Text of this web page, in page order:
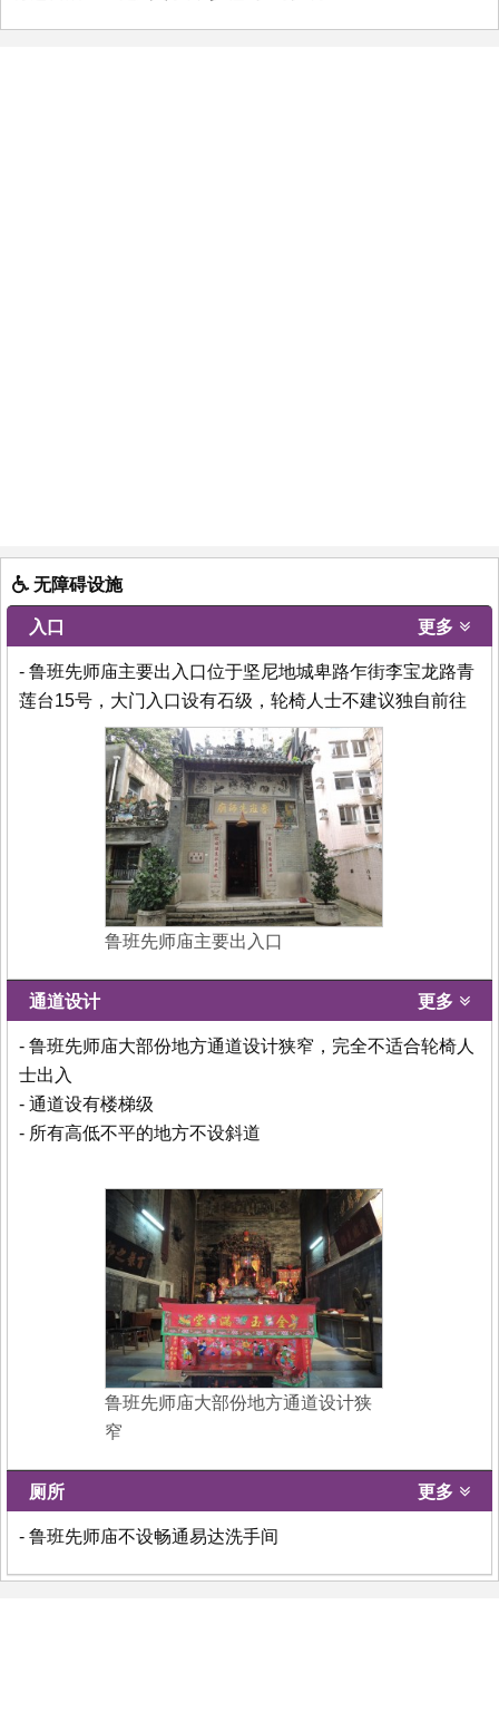
无障碍设施
入口 更多
- 鲁班先师庙主要出入口位于坚尼地城卑路乍街李宝龙路青
莲台15号，大门入口设有石级，轮椅人士不建议独自前往
鲁班先师庙主要出入口
通道设计 更多
- 鲁班先师庙大部份地方通道设计狭窄，完全不适合轮椅人
士出入
- 通道设有楼梯级
- 所有高低不平的地方不设斜道
鲁班先师庙大部份地方通道设计狭
窄
厕所 更多
- 鲁班先师庙不设畅通易达洗手间